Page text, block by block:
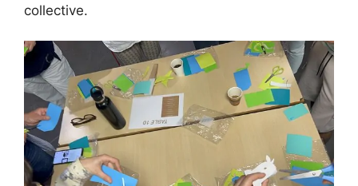
collective.